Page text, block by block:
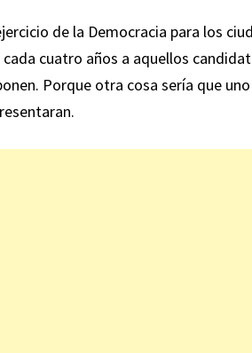
de la Democracia para los
cada cuatro años a aquellos
Porque otra cosa sería que